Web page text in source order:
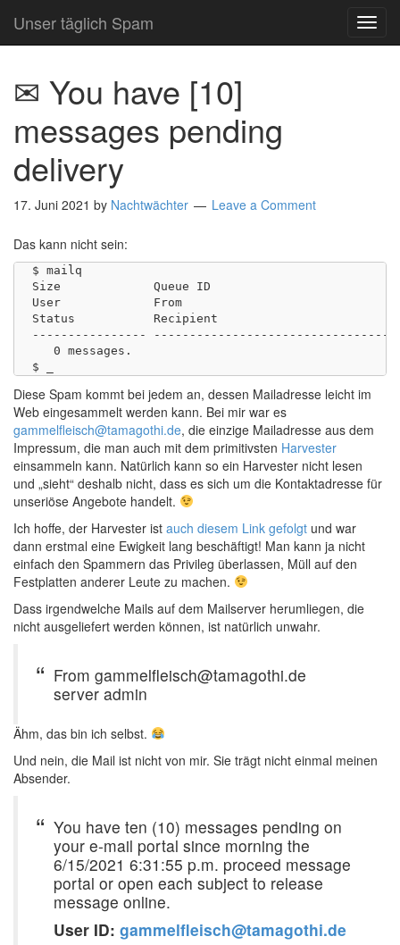
Unser täglich Spam
✉ You have [10]
messages pending
delivery
17. Juni 2021 by Nachtwächter Leave a Comment
Das kann nicht sein:
$ mailq
Size             Queue ID
User             From
Status           Recipient
----------------
   0 messages.
Diese Spam kommt bei jedem an, dessen Mailadresse leicht im
Web eingesammelt werden kann. Bei mir war es
gammelfleisch@tamagothi.de, die einzige Mailadresse aus dem
Impressum, die man auch mit dem primitivsten Harvester
einsammeln kann. Natürlich kann so ein Harvester nicht lesen
und „sieht“ deshalb nicht, dass es sich um die Kontaktadresse für
unseriöse Angebote handelt.
Ich hoffe, der Harvester ist auch diesem Link gefolgt und war
dann erstmal eine Ewigkeit lang beschäftigt! Man kann ja nicht
einfach den Spammern das Privileg überlassen, Müll auf den
Festplatten anderer Leute zu machen.
Dass irgendwelche Mails auf dem Mailserver herumliegen, die
nicht ausgeliefert werden können, ist natürlich unwahr.
From gammelfleisch@tamagothi.de
server admin
Ähm, das bin ich selbst.
Und nein, die Mail ist nicht von mir. Sie trägt nicht einmal meinen
Absender.
You have ten (10) messages pending on
your e-mail portal since morning the
6/15/2021 6:31:55 p.m. proceed message
portal or open each subject to release
message online.
User ID: gammelfleisch@tamagothi.de